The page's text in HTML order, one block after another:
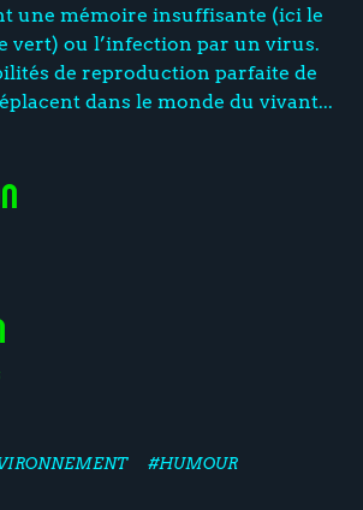
une mémoire insuffisante (ici le
vert) ou l’infection par un virus.
de reproduction parfaite de
dans le monde du vivant...
#HUMOUR